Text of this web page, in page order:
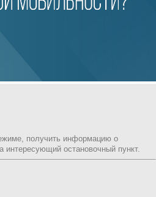
получить информацию о
интересующий остановочный пункт.